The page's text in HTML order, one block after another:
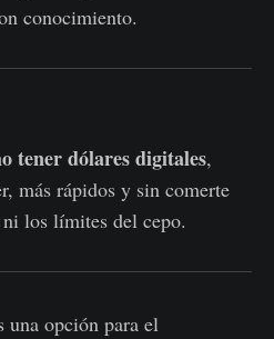
conocimiento.
tener dólares digitales,
más rápidos y sin comerte
los límites del cepo.
una opción para el